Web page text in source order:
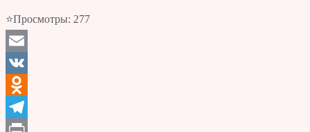
⭐Просмотры: 277
Email
VK
Odnoklassniki
Telegram